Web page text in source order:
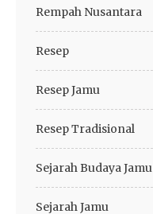
Rempah Nusantara
Resep
Resep Jamu
Resep Tradisional
Sejarah Budaya Jamu
Sejarah Jamu